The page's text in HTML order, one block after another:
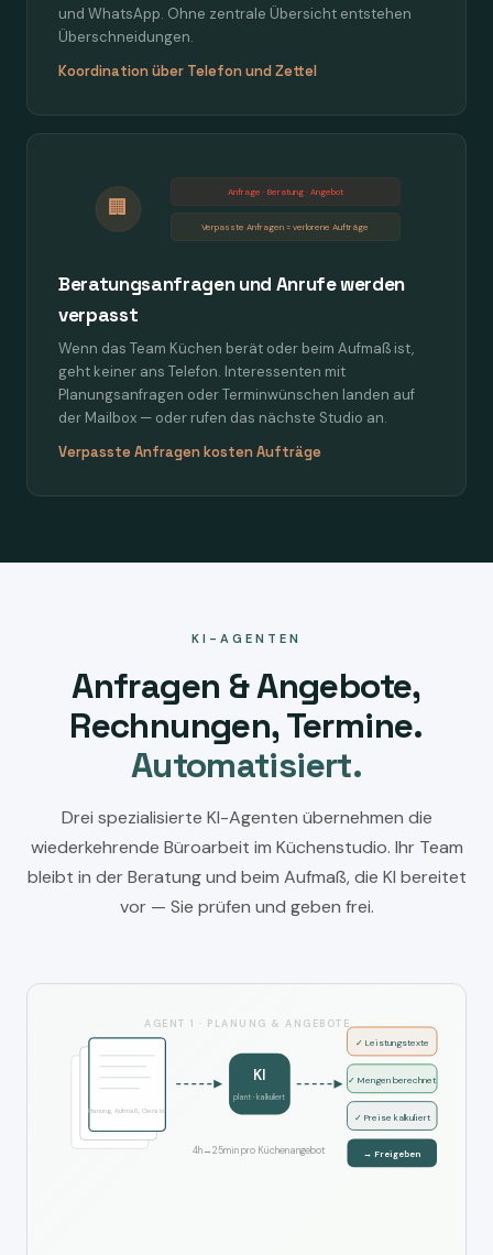
und WhatsApp. Ohne zentrale Übersicht entstehen
Überschneidungen.
Koordination über Telefon und Zettel
🏢
Anfrage · Beratung · Angebot
Verpasste Anfragen = verlorene Aufträge
Beratungsanfragen und Anrufe werden
verpasst
Wenn das Team Küchen berät oder beim Aufmaß ist,
geht keiner ans Telefon. Interessenten mit
Planungsanfragen oder Terminwünschen landen auf
der Mailbox — oder rufen das nächste Studio an.
Verpasste Anfragen kosten Aufträge
KI-AGENTEN
Anfragen & Angebote,
Rechnungen, Termine.
Automatisiert.
Drei spezialisierte KI-Agenten übernehmen die
wiederkehrende Büroarbeit im Küchenstudio. Ihr Team
bleibt in der Beratung und beim Aufmaß, die KI bereitet
vor — Sie prüfen und geben frei.
AGENT 1 · PLANUNG & ANGEBOTE
Planung, Aufmaß, Geräte
KI
plant · kalkuliert
✓ Leistungstexte
✓ Mengen berechnet
✓ Preise kalkuliert
→ Freigeben
4h→25min pro Küchenangebot